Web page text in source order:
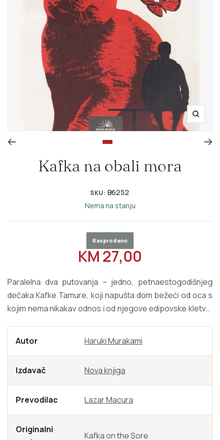
Zoom
Kafka na obali mora
SKU: B6252
Nema na stanju
REDOVNA CIJENA
KM 27,00
Rasprodano
Paralelna dva putovanja – jedno, petnaestogodišnjeg
dečaka Kafke Tamure, koji napušta dom bežeći od oca s
kojim nema nikakav odnos i od njegove edipovske kletve,
Drugog svetskog rata, što je imalo za posledicu da ne
mačkama, čine zbunjujuću fabulu ovog remek-dela
magičnog realizma koje nas od prve do poslednje
stranice zapljuskuje slojevima najrazličitijih tema i motiva,
čudnovatim, nadrealnim, uzbudljivim događajima i likovima.
Džoni Voker koji ubija mačke da bi njihove duše smeštao u
Autor Haruki Murakami
Izdavač Nova knjiga
Prevodilac Lazar Macura
Originalni
Kafka on the Sore